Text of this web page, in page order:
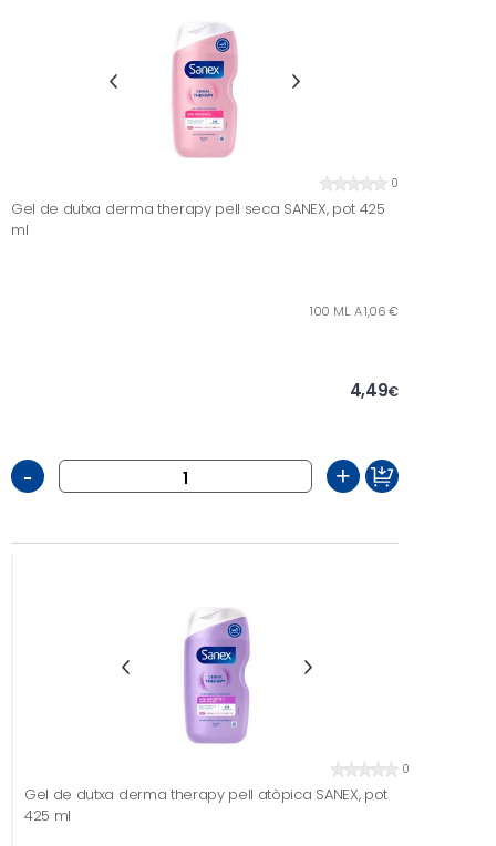
0
Gel de dutxa derma therapy pell seca SANEX, pot 425
ml
100 ML. A 1,06 €
4,49€
- +
0
Gel de dutxa derma therapy pell atòpica SANEX, pot
425 ml